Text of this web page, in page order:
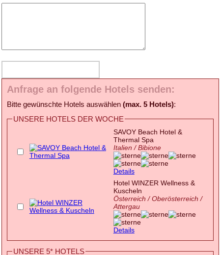
Anfrage an folgende Hotels senden:
Bitte gewünschte Hotels auswählen (max. 5 Hotels):
UNSERE HOTELS DER WOCHE
SAVOY Beach Hotel &
Thermal Spa
Italien / Bibione
Details
Hotel WINZER Wellness &
Kuscheln
Österreich / Oberösterreich /
Attergau
Details
UNSERE 5* HOTELS